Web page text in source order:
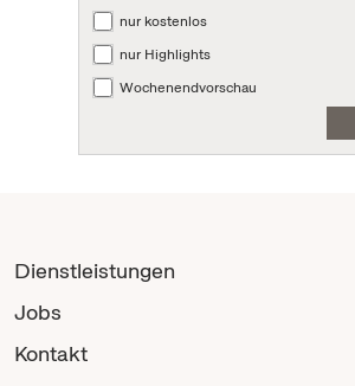
nur kostenlos
nur Highlights
Wochenendvorschau
Dienstleistungen
Jobs
Kontakt